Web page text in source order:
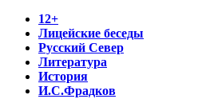
12+
Лицейские беседы
Русский Север
Литература
История
И.С.Фрадков